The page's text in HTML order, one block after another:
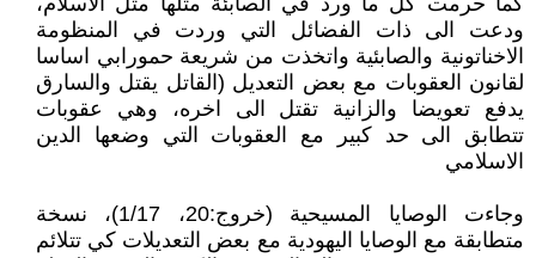
ودعت الى ذات الفضائل التي وردت في المنظومة
الاخناتونية والصابئية واتخذت من شريعة حمورابي اساسا
لقانون العقوبات مع بعض التعديل (القاتل يقتل والسارق
يدفع تعويضا والزانية تقتل الى اخره، وهي عقوبات
تتطابق الى حد كبير مع العقوبات التي وضعها الدين
الاسلامي
وجاءت الوصايا المسيحية (خروج:20، 1/17)، نسخة
متطابقة مع الوصايا اليهودية مع بعض التعديلات كي تتلائم